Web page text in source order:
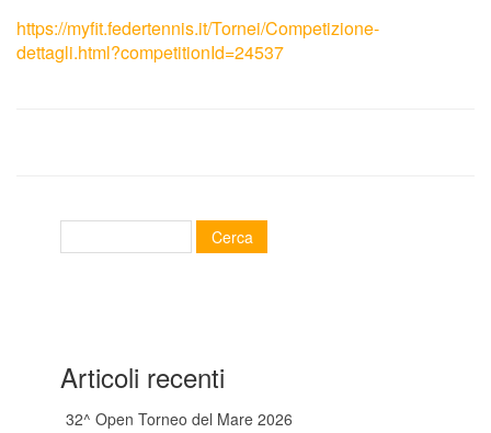
https://myfit.federtennis.it/Tornei/Competizione-
dettagli.html?competitionId=24537
Articoli recenti
32^ Open Torneo del Mare 2026